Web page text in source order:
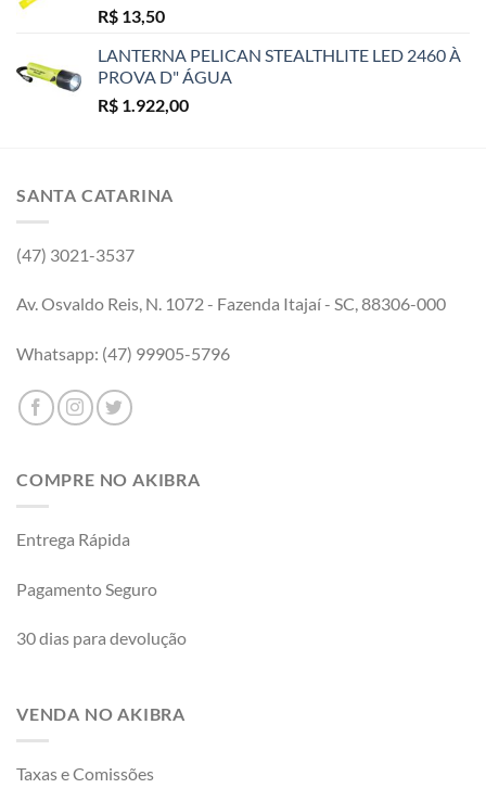
R$ 13,50
LANTERNA PELICAN STEALTHLITE LED 2460 À
PROVA D" ÁGUA
R$ 1.922,00
SANTA CATARINA
(47) 3021-3537
Av. Osvaldo Reis, N. 1072 - Fazenda Itajaí - SC, 88306-000
Whatsapp: (47) 99905-5796
COMPRE NO AKIBRA
Entrega Rápida
Pagamento Seguro
30 dias para devolução
VENDA NO AKIBRA
Taxas e Comissões